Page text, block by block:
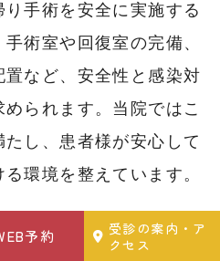
予約
受診の案内・ア
クセス
手術を安全に実施する
術室や回復室の完備、
など、安全性と感染対
られます。当院ではこ
し、患者様が安心して
環境を整えています。